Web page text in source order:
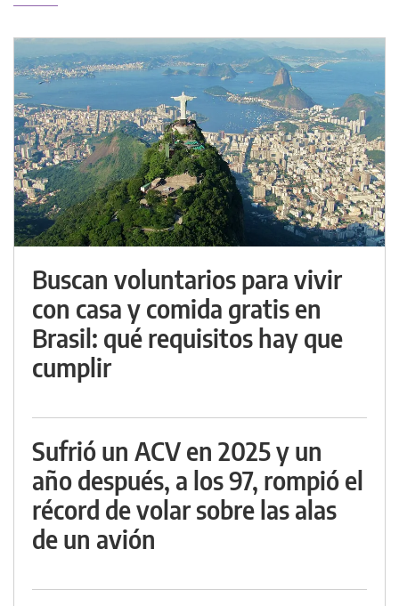
Buscan voluntarios para vivir
con casa y comida gratis en
Brasil: qué requisitos hay que
cumplir
Sufrió un ACV en 2025 y un
año después, a los 97, rompió el
récord de volar sobre las alas
de un avión